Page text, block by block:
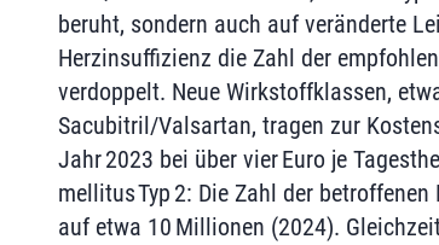
beruht, sondern auch auf veränderte
Herzinsuffizienz die Zahl der
verdoppelt. Neue Wirkstoffklassen,
Sacubitril/Valsartan, tragen zur
Jahr 2023 bei über vier Euro je
mellitus Typ 2: Die Zahl der
auf etwa 10 Millionen (2024).